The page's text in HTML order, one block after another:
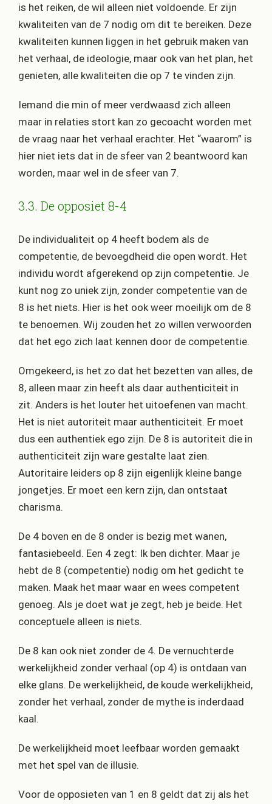
is het reiken, de wil alleen niet voldoende. Er zijn
kwaliteiten van de 7 nodig om dit te bereiken. Deze
kwaliteiten kunnen liggen in het gebruik maken van
het verhaal, de ideologie, maar ook van het plan, het
genieten, alle kwaliteiten die op 7 te vinden zijn.
Iemand die min of meer verdwaasd zich alleen
maar in relaties stort kan zo gecoacht worden met
de vraag naar het verhaal erachter. Het “waarom” is
hier niet iets dat in de sfeer van 2 beantwoord kan
worden, maar wel in de sfeer van 7.
3.3. De opposiet 8-4
De individualiteit op 4 heeft bodem als de
competentie, de bevoegdheid die open wordt. Het
individu wordt afgerekend op zijn competentie. Je
kunt nog zo uniek zijn, zonder competentie van de
8 is het niets. Hier is het ook weer moeilijk om de 8
te benoemen. Wij zouden het zo willen verwoorden
dat het ego zich laat kennen door de competentie.
Omgekeerd, is het zo dat het bezetten van alles, de
8, alleen maar zin heeft als daar authenticiteit in
zit. Anders is het louter het uitoefenen van macht.
Het is niet autoriteit maar authenticiteit. Er moet
dus een authentiek ego zijn. De 8 is autoriteit die in
authenticiteit zijn ware gestalte laat zien.
Autoritaire leiders op 8 zijn eigenlijk kleine bange
jongetjes. Er moet een kern zijn, dan ontstaat
charisma.
De 4 boven en de 8 onder is bezig met wanen,
fantasiebeeld. Een 4 zegt: Ik ben dichter. Maar je
hebt de 8 (competentie) nodig om het gedicht te
maken. Maak het maar waar en wees competent
genoeg. Als je doet wat je zegt, heb je beide. Het
conceptuele alleen is niets.
De 8 kan ook niet zonder de 4. De vernuchterde
werkelijkheid zonder verhaal (op 4) is ontdaan van
elke glans. De werkelijkheid, de koude werkelijkheid,
zonder het verhaal, zonder de mythe is inderdaad
kaal.
De werkelijkheid moet leefbaar worden gemaakt
met het spel van de illusie.
Voor de opposieten van 1 en 8 geldt dat zij als het